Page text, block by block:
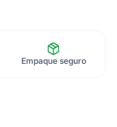
Empaque seguro